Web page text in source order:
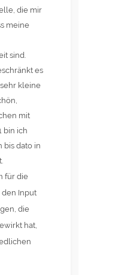
die mir
meine
sind.
es
kleine
mit
bin ich
bis dato in
für die
Input
die
hat,